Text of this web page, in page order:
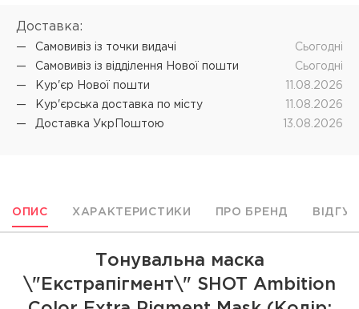
Доставка:
Самовивіз iз точки видачі
Cьогодні
Самовивіз iз відділення Нової пошти
Cьогодні
Кур'єр Нової пошти
11.08.2026
Кур'єрська доставка по місту
11.08.2026
Доставка УкрПоштою
13.08.2026
ОПИС ХАРАКТЕРИСТИКИ ПРО БРЕНД
Тонувальна маска
\"Екстрапігмент\" SHOT Ambition